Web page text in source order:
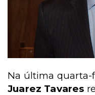
Na última quarta-
Juarez Tavares